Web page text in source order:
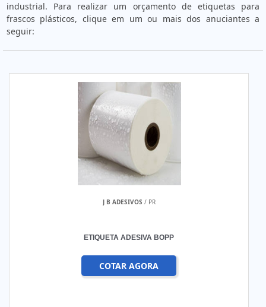
industrial. Para realizar um orçamento de etiquetas para
frascos plásticos, clique em um ou mais dos anuciantes a
seguir:
J B ADESIVOS / PR
ETIQUETA ADESIVA BOPP
COTAR AGORA